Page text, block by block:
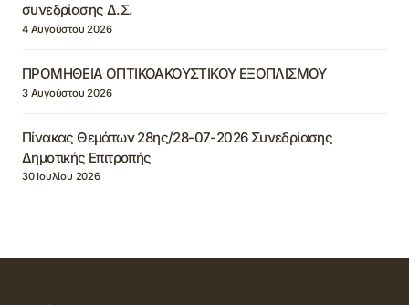
συνεδρίασης Δ.Σ.
4 Αυγούστου 2026
ΠΡΟΜΗΘΕΙΑ ΟΠΤΙΚΟΑΚΟΥΣΤΙΚΟΥ ΕΞΟΠΛΙΣΜΟΥ
3 Αυγούστου 2026
Πίνακας Θεμάτων 28ης/28-07-2026 Συνεδρίασης
Δημοτικής Επιτροπής
30 Ιουλίου 2026